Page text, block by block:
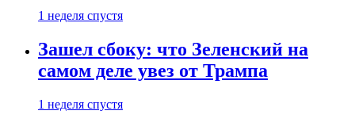
1 неделя спустя
Зашел сбоку: что Зеленский на
самом деле увез от Трампа
1 неделя спустя